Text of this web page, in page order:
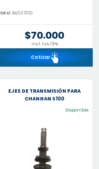
SKU: BX037010
$70.000
incl. IVA 19%
Cotizar
EJES DE TRANSMISIÓN PARA
CHANGAN S100
Disponible